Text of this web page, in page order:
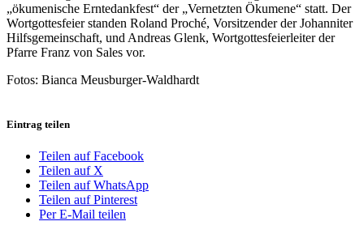
„ökumenische Erntedankfest“ der „Vernetzten Ökumene“ statt. Der
Wortgottesfeier standen Roland Proché, Vorsitzender der Johanniter
Hilfsgemeinschaft, und Andreas Glenk, Wortgottesfeierleiter der
Pfarre Franz von Sales vor.
Fotos: Bianca Meusburger-Waldhardt
Eintrag teilen
Teilen auf Facebook
Teilen auf X
Teilen auf WhatsApp
Teilen auf Pinterest
Per E-Mail teilen